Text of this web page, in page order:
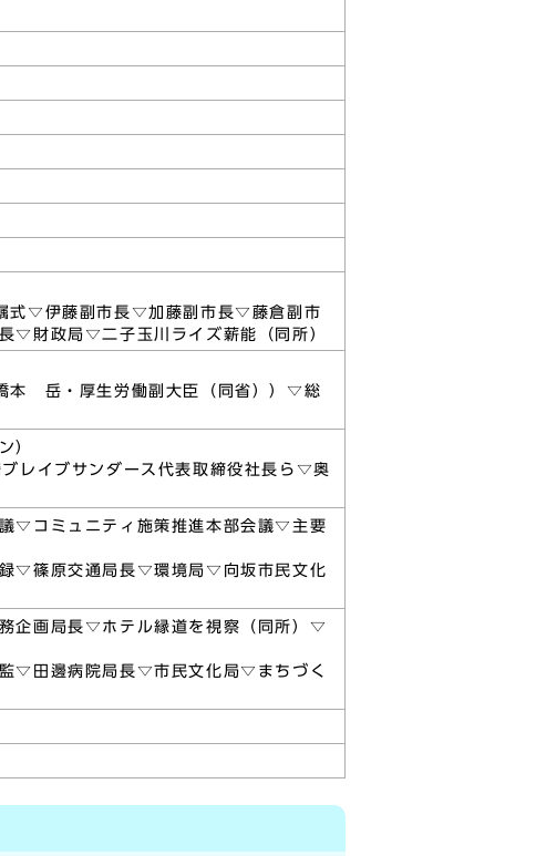
式▽伊藤副市長▽加藤副市長▽藤倉副市
財政局▽二子玉川ライズ薪能（同所）
本 岳・厚生労働副大臣（同省））▽総
）
レイブサンダース代表取締役社長ら▽奥
▽コミュニティ施策推進本部会議▽主要
▽篠原交通局長▽環境局▽向坂市民文化
企画局長▽ホテル縁道を視察（同所）▽
▽田邊病院局長▽市民文化局▽まちづく